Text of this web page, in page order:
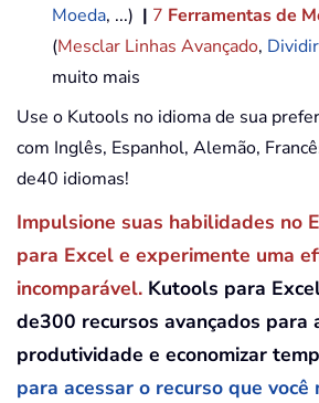
Moeda, ...) | 7 Ferramentas de
(Mesclar Linhas Avançado,
muito mais
Use o Kutools no idioma de sua
com Inglês, Espanhol, Alemão,
de40 idiomas!
Impulsione suas habilidades no
para Excel e experimente uma
incomparável. Kutools para
de300 recursos avançados para
produtividade e economizar
para acessar o recurso que você